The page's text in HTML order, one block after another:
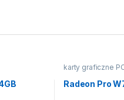
karty graficzne
Radeon Pro